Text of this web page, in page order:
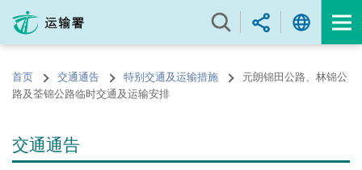
内
的
开
首页 交通通告 特别交通及运输措施
元朗锦田公路、林锦公
路及荃锦公路临时交通及运输安排
交通通告